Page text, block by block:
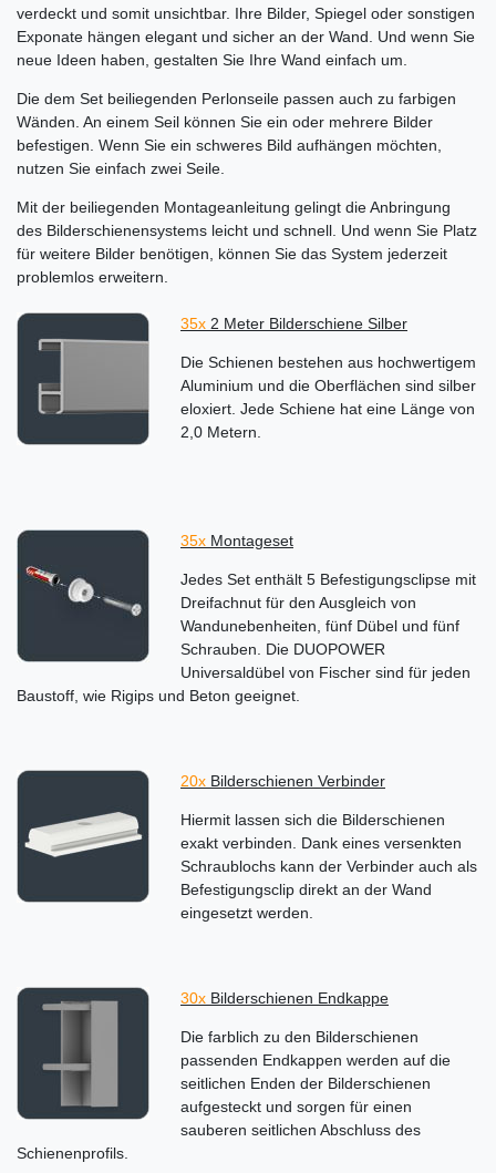
verdeckt und somit unsichtbar. Ihre Bilder, Spiegel oder sonstigen
Exponate hängen elegant und sicher an der Wand. Und wenn Sie
neue Ideen haben, gestalten Sie Ihre Wand einfach um.
Die dem Set beiliegenden Perlonseile passen auch zu farbigen
Wänden. An einem Seil können Sie ein oder mehrere Bilder
befestigen. Wenn Sie ein schweres Bild aufhängen möchten,
nutzen Sie einfach zwei Seile.
Mit der beiliegenden Montageanleitung gelingt die Anbringung
des Bilderschienensystems leicht und schnell. Und wenn Sie Platz
für weitere Bilder benötigen, können Sie das System jederzeit
problemlos erweitern.
35x 2 Meter Bilderschiene Silber
Die Schienen bestehen aus hochwertigem
Aluminium und die Oberflächen sind silber
eloxiert. Jede Schiene hat eine Länge von
2,0 Metern.
35x Montageset
Jedes Set enthält 5 Befestigungsclipse mit
Dreifachnut für den Ausgleich von
Wandunebenheiten, fünf Dübel und fünf
Schrauben. Die DUOPOWER
Universaldübel von Fischer sind für jeden
Baustoff, wie Rigips und Beton geeignet.
20x Bilderschienen Verbinder
Hiermit lassen sich die Bilderschienen
exakt verbinden. Dank eines versenkten
Schraublochs kann der Verbinder auch als
Befestigungsclip direkt an der Wand
eingesetzt werden.
30x Bilderschienen Endkappe
Die farblich zu den Bilderschienen
passenden Endkappen werden auf die
seitlichen Enden der Bilderschienen
aufgesteckt und sorgen für einen
sauberen seitlichen Abschluss des
Schienenprofils.